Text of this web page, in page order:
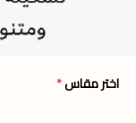
اختر مقاس*